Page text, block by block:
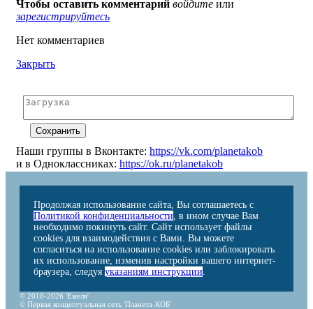
Чтобы оставить комментарий войдите или
зарегистрируйтесь
Нет комментариев
Закрыть
Наши группы в Вконтакте: https://vk.com/planetakob
и в Одноклассниках: https://ok.ru/planetakob
Продолжая использование сайта, Вы соглашаетесь с
Политикой конфиденциальности, в ином случае Вам
необходимо покинуть сайт. Сайт использует файлы
cookies для взаимодействия с Вами. Вы можете
согласиться на использование cookies или заблокировать
их использование, изменив настройки вашего интернет-
браузера, следуя указаниям инструкции.
© 2010-2026 'Емеля'
© Первая концептуальная сеть 'Планета-КОБ'